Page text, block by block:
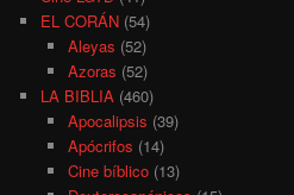
EL CORÁN (54)
Aleyas (52)
Azoras (52)
LA BIBLIA (460)
Apocalipsis (39)
Apócrifos (14)
Cine bíblico(13)